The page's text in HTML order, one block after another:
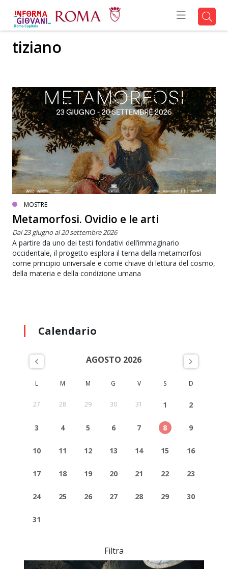
tiziano
MOSTRE
Metamorfosi. Ovidio e le arti
Dal 23 giugno al 20 settembre 2026
A partire da uno dei testi fondativi dell’immaginario
occidentale, il progetto esplora il tema della metamorfosi
come principio universale e come chiave di lettura del cosmo,
della materia e della condizione umana
Calendario
AGOSTO 2026
L M M G V S D
27 28 29 30 31 1 2
3 4 5 6 7 8 9
10 11 12 13 14 15 16
17 18 19 20 21 22 23
24 25 26 27 28 29 30
31
Filtra